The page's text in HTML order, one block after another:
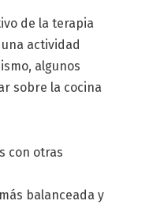
de la terapia
actividad
algunos
sobre la cocina
con otras
más balanceada y